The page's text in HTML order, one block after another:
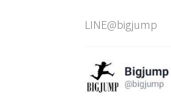
LINE@bigjump